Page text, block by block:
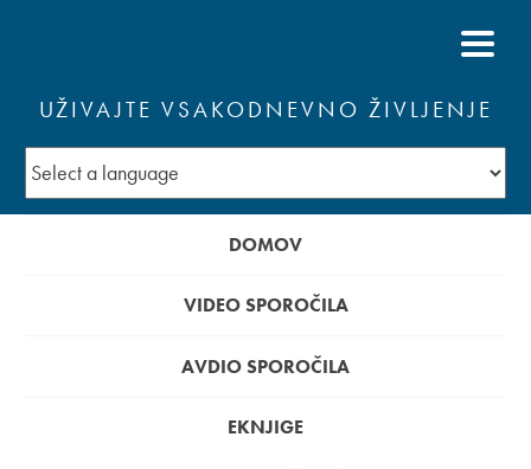
UŽIVAJTE VSAKODNEVNO ŽIVLJENJE
DOMOV
VIDEO SPOROČILA
AVDIO SPOROČILA
EKNJIGE